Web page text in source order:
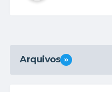
Arquivos